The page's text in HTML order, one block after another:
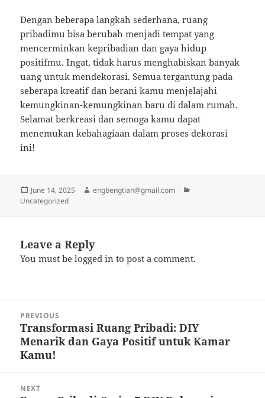
Dengan beberapa langkah sederhana, ruang
pribadimu bisa berubah menjadi tempat yang
mencerminkan kepribadian dan gaya hidup
positifmu. Ingat, tidak harus menghabiskan banyak
uang untuk mendekorasi. Semua tergantung pada
seberapa kreatif dan berani kamu menjelajahi
kemungkinan-kemungkinan baru di dalam rumah.
Selamat berkreasi dan semoga kamu dapat
menemukan kebahagiaan dalam proses dekorasi
ini!
Posted
on
June 14, 2025 Author
engbengtian@gmail.com
Uncategorized
Leave a Reply
You must belogged in to post a comment.
navigation
PREVIOUS
Previous
post:
Transformasi Ruang Pribadi: DIY
Menarik dan Gaya Positif untuk Kamar
Kamu!
NEXT